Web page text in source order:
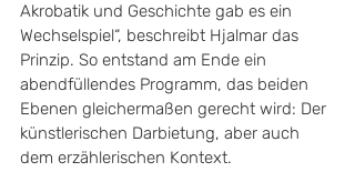
Akrobatik und Geschichte gab es ein
Wechselspiel“, beschreibt Hjalmar das
Prinzip. So entstand am Ende ein
abendfüllendes Programm, das beiden
Ebenen gleichermaßen gerecht wird: Der
künstlerischen Darbietung, aber auch
dem erzählerischen Kontext.